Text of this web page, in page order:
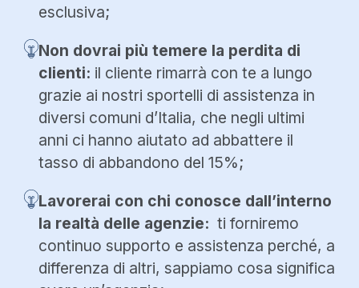
esclusiva;
Non dovrai più temere la perdita di
clienti: il cliente rimarrà con te a lungo
grazie ai nostri sportelli di assistenza in
diversi comuni d’Italia, che negli ultimi
anni ci hanno aiutato ad abbattere il
tasso di abbandono del 15%;
Lavorerai con chi conosce dall’interno
la realtà delle agenzie: ti forniremo
continuo supporto e assistenza perché, a
differenza di altri, sappiamo cosa significa